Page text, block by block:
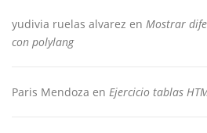
yudivia ruelas alvarez en Mostrar
con polylang
Paris Mendoza en Ejercicio tablas